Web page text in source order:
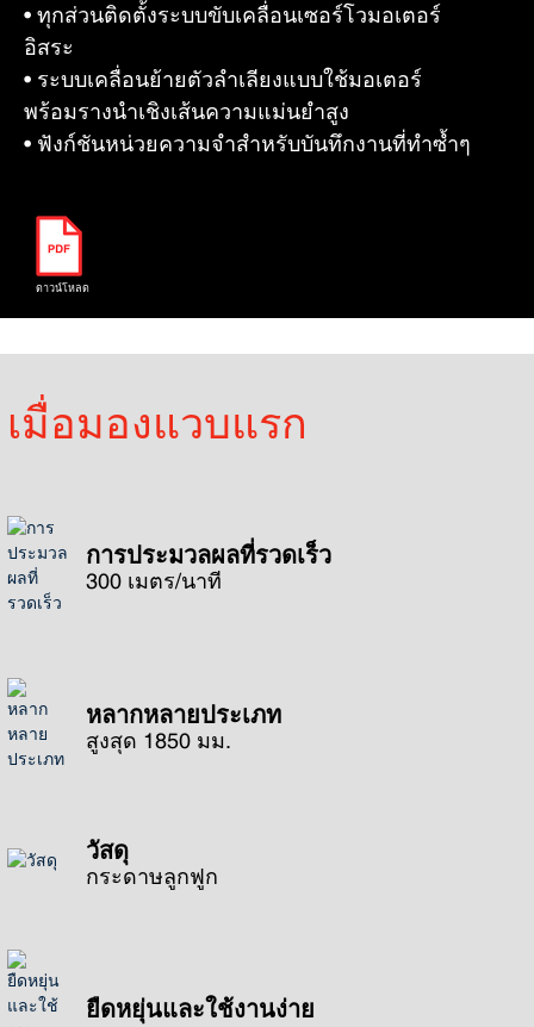
• ทุกส่วนติดตั้งระบบขับเคลื่อนเซอร์โวมอเตอร์
อิสระ
• ระบบเคลื่อนย้ายตัวลำเลียงแบบใช้มอเตอร์
พร้อมรางนำเชิงเส้นความแม่นยำสูง
• ฟังก์ชันหน่วยความจำสำหรับบันทึกงานที่ทำซ้ำๆ
ดาวน์โหลด
เมื่อมองแวบแรก
การประมวลผลที่รวดเร็ว
300 เมตร/นาที
หลากหลายประเภท
สูงสุด 1850 มม.
วัสดุ
กระดาษลูกฟูก
ยืดหยุ่นและใช้งานง่าย